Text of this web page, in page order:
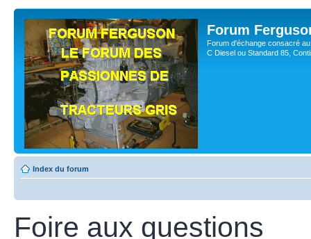
Forum
Forum d'échange consacré
C Diesel ou Standard 85,
Index du forum
Foire aux questions